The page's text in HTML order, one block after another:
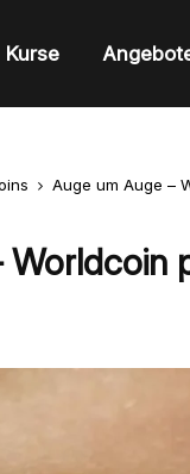
Kurse
Auge um Auge –
Worldcoin